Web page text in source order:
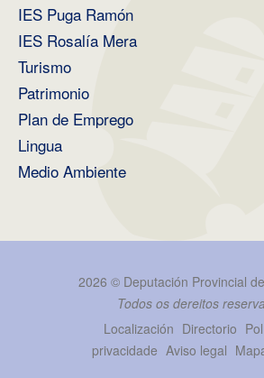
IES Puga Ramón
IES Rosalía Mera
Turismo
Patrimonio
Plan de Emprego
Lingua
Medio Ambiente
2026 © Deputación Provincial
Todos os dereitos
Localización Directorio
privacidade Aviso legal